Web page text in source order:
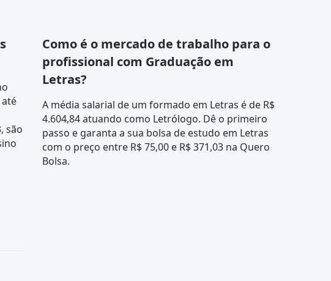
são
Como é o mercado de trabalho para o
profissional com Graduação em
Letras?
A média salarial de um formado em Letras é de R$
4.604,84 atuando como Letrólogo. Dê o primeiro
passo e garanta a sua bolsa de estudo em Letras
com o preço entre R$ 75,00 e R$ 371,03 na Quero
Bolsa.